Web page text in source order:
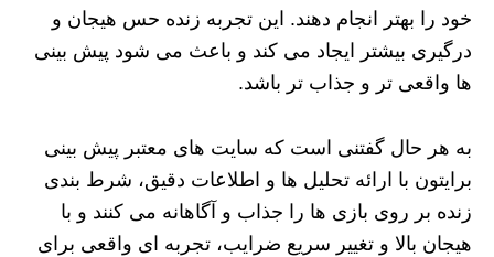
خود را بهتر انجام دهند. این تجربه زنده حس هیجان و
درگیری بیشتر ایجاد می‌ کند و باعث می‌ شود پیش‌ بینی‌
ها واقعی‌ تر و جذاب‌ تر باشد.
به هر حال گفتنی است که سایت‌ های معتبر پیش‌ بینی
برایتون با ارائه تحلیل‌ ها و اطلاعات دقیق، شرط‌ بندی
زنده بر روی بازی‌ ها را جذاب و آگاهانه می‌ کنند و با
هیجان بالا و تغییر سریع ضرایب، تجربه‌ ای واقعی برای